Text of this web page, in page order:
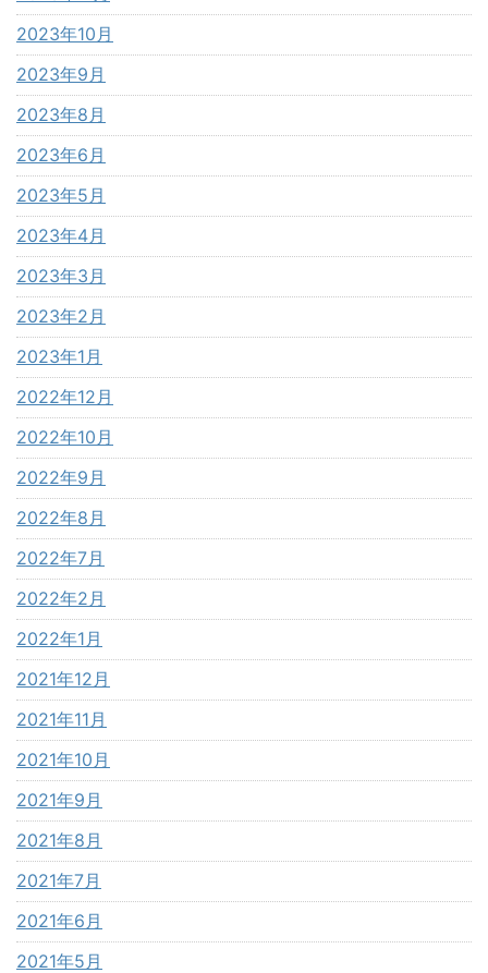
2023年10月
2023年9月
2023年8月
2023年6月
2023年5月
2023年4月
2023年3月
2023年2月
2023年1月
2022年12月
2022年10月
2022年9月
2022年8月
2022年7月
2022年2月
2022年1月
2021年12月
2021年11月
2021年10月
2021年9月
2021年8月
2021年7月
2021年6月
2021年5月